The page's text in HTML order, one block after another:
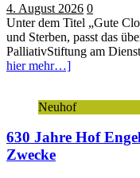
4. August 2026 0
Unter dem Titel „Gute
und Sterben, passt das
PalliativStiftung am
hier mehr…]
Neuhof
630 Jahre Hof
Zwecke